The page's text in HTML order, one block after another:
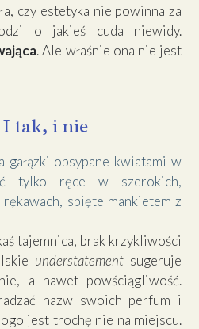
czy estetyka nie powinna za
o jakieś cuda niewidy.
. Ale właśnie ona nie jest
I tak, i nie
tajemnica, brak krzykliwości
understatement sugeruje
a nawet powściągliwość.
nazw swoich perfum i
jest trochę nie na miejscu.